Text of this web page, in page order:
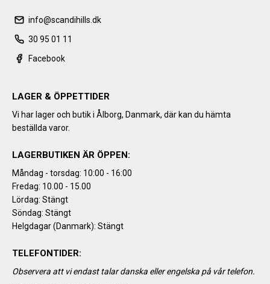
info@scandihills.dk
30 95 01 11
Facebook
LAGER & ÖPPETTIDER
Vi har lager och butik i Ålborg, Danmark, där kan du hämta
beställda varor.
LAGERBUTIKEN ÄR ÖPPEN:
Måndag - torsdag: 10:00 - 16:00
Fredag: 10.00 - 15.00
Lördag: Stängt
Söndag: Stängt
Helgdagar (Danmark): Stängt
TELEFONTIDER:
Observera att vi endast talar danska eller engelska på vår telefon.